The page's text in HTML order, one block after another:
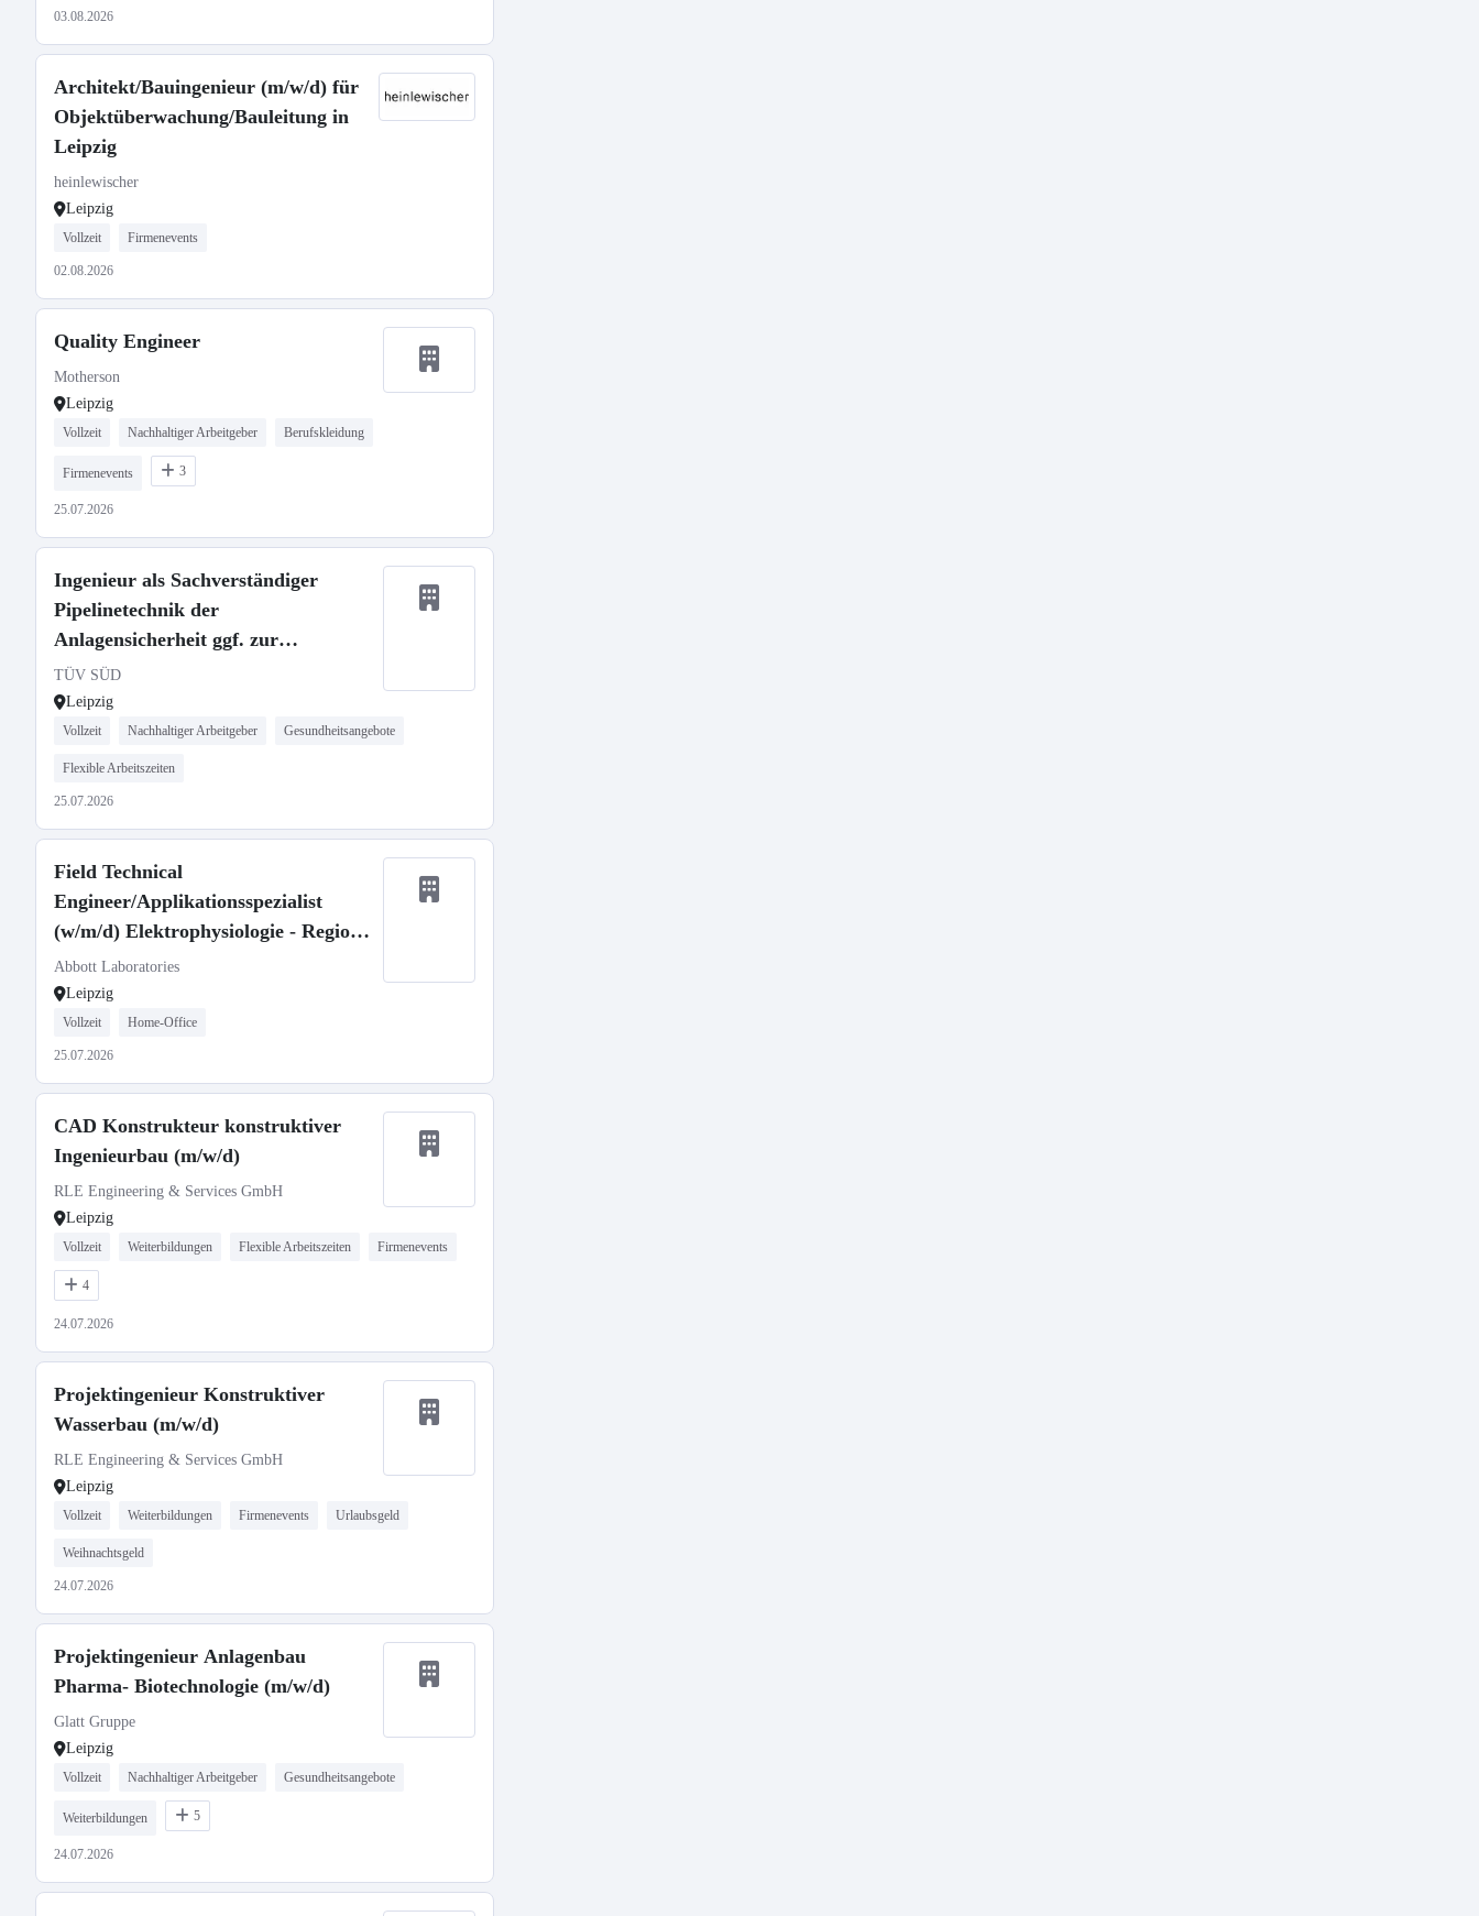
03.08.2026
Architekt/Bauingenieur (m/w/d) für
Objektüberwachung/Bauleitung in
Leipzig
heinlewischer
Leipzig
Vollzeit Firmenevents
02.08.2026
Quality Engineer
Motherson
Leipzig
Vollzeit Nachhaltiger Arbeitgeber Berufskleidung
Firmenevents 3
25.07.2026
Ingenieur als Sachverständiger
Pipelinetechnik der
Anlagensicherheit ggf. zur
Ausbildung (w/m/d)
TÜV SÜD
Leipzig
Vollzeit Nachhaltiger Arbeitgeber Gesundheitsangebote
Flexible Arbeitszeiten
25.07.2026
Field Technical
Engineer/Applikationsspezialist
(w/m/d) Elektrophysiologie - Region
Leipzig/Halle
Abbott Laboratories
Leipzig
Vollzeit Home-Office
25.07.2026
CAD Konstrukteur konstruktiver
Ingenieurbau (m/w/d)
RLE Engineering & Services GmbH
Leipzig
Vollzeit Weiterbildungen Flexible Arbeitszeiten Firmenevents
4
24.07.2026
Projektingenieur Konstruktiver
Wasserbau (m/w/d)
RLE Engineering & Services GmbH
Leipzig
Vollzeit Weiterbildungen Firmenevents Urlaubsgeld
Weihnachtsgeld
24.07.2026
Projektingenieur Anlagenbau
Pharma- Biotechnologie (m/w/d)
Glatt Gruppe
Leipzig
Vollzeit Nachhaltiger Arbeitgeber Gesundheitsangebote
Weiterbildungen 5
24.07.2026